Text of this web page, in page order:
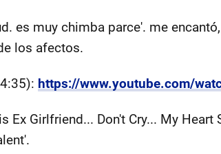
es muy chimba parce'. me
los afectos.
https://www.youtube.com/
Ex Girlfriend... Don't Cry... My